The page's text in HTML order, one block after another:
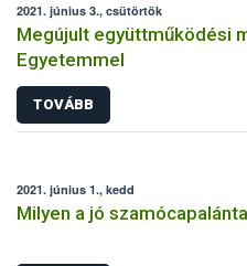
2021. június 3., csütörtök
Megújult együttműködési
Egyetemmel
TOVÁBB
2021. június 1., kedd
Milyen a jó